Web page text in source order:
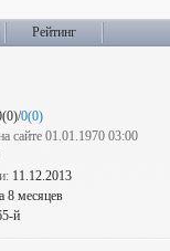
Рейтинг
0(0)
сайте 01.01.1970 03:00
11.12.2013
8 месяцев
й